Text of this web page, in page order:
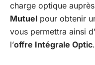
charge optique
Mutuel pour obtenir
vous permettra ainsi
l’offre Intégrale Optic.